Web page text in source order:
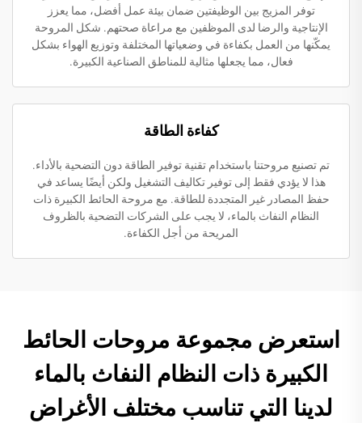
توفر المزيج بين الوظيفتين ضمان بيئة عمل أفضل، مما يعزز
الإنتاجية والرضا لدى الموظفين مع مراعاة صحتهم. شكل المروحة
يمكّنها من العمل بكفاءة في وضعياتها المختلفة وتوزيع الهواء بشكل
فعال، مما يجعلها مثالية للمناطق الصناعية الكبيرة.
كفاءة الطاقة
تم تصنيع مروحتنا باستخدام تقنية توفير الطاقة دون التضحية بالأداء.
هذا لا يؤدي فقط إلى توفير تكاليف التشغيل ولكن أيضًا يساعد في
حفظ المصادر غير المتجددة للطاقة. مع مروحة الحائط الكبيرة ذات
النظام النفاث بالماء، لا يجب على الشركات التضحية بالظروف
المريحة من أجل الكفاءة.
استعرض مجموعة مروحات الحائط
الكبيرة ذات النظام النفاث بالماء
لدينا التي تناسب مختلف الأغراض